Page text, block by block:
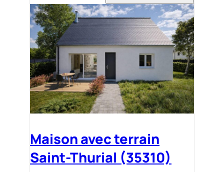
Maison avec terrain
Saint-Thurial (35310)